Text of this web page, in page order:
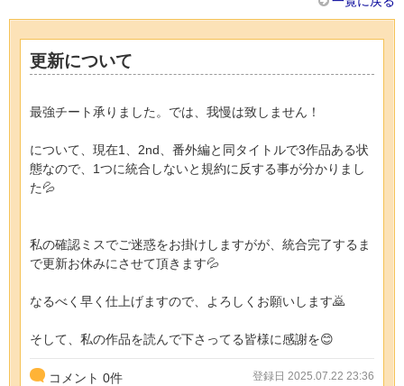
更新について
最強チート承りました。では、我慢は致しません！
について、現在1、2nd、番外編と同タイトルで3作品ある状
態なので、1つに統合しないと規約に反する事が分かりまし
た💦
私の確認ミスでご迷惑をお掛けしますがが、統合完了するま
で更新お休みにさせて頂きます💦
なるべく早く仕上げますので、よろしくお願いします🙇
そして、私の作品を読んで下さってる皆様に感謝を😊
コメント 0件 登録日 2025.07.22 23:36